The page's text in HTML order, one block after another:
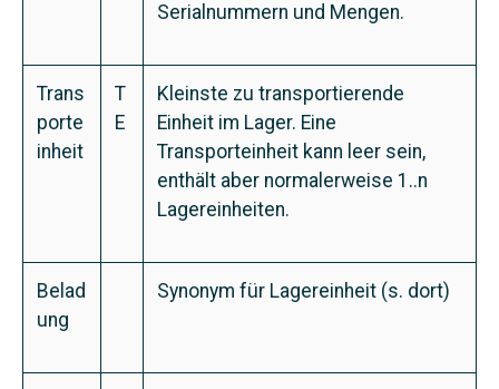
Serialnummern und Mengen.
Trans
porte
inheit
T
E
Kleinste zu transportierende
Einheit im Lager. Eine
Transporteinheit kann leer sein,
enthält aber normalerweise 1..n
Lagereinheiten.
Belad
ung
Synonym für Lagereinheit (s. dort)